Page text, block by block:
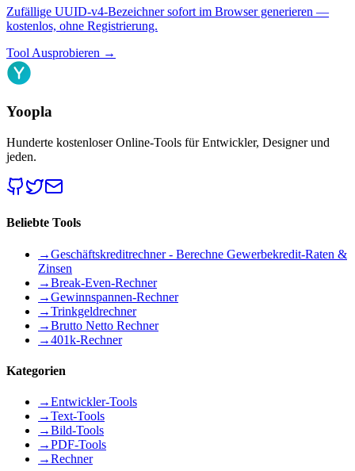
Zufällige UUID-v4-Bezeichner sofort im Browser generieren —
kostenlos, ohne Registrierung.
Tool Ausprobieren →
Yoopla
Hunderte kostenloser Online-Tools für Entwickler, Designer und
jeden.
Beliebte Tools
→Geschäftskreditrechner - Berechne Gewerbekredit-Raten &
Zinsen
→Break-Even-Rechner
→Gewinnspannen-Rechner
→Trinkgeldrechner
→Brutto Netto Rechner
→401k-Rechner
Kategorien
→Entwickler-Tools
→Text-Tools
→Bild-Tools
→PDF-Tools
→Rechner